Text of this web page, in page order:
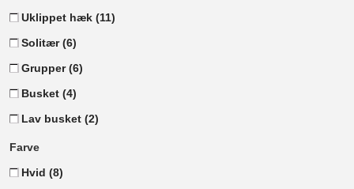
Uklippet hæk (11)
Solitær(6)
Grupper(6)
Busket (4)
Lav busket (2)
Farve
Hvid (8)